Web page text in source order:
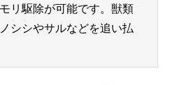
リ駆除が可能です。獣類
シシやサルなどを追い払